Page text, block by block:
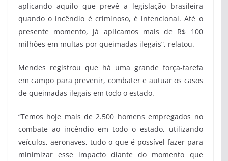
aplicando aquilo que prevê a legislação brasileira
quando o incêndio é criminoso, é intencional. Até o
presente momento, já aplicamos mais de R$ 100
milhões em multas por queimadas ilegais”, relatou.
Mendes registrou que há uma grande força-tarefa
em campo para prevenir, combater e autuar os casos
de queimadas ilegais em todo o estado.
“Temos hoje mais de 2.500 homens empregados no
combate ao incêndio em todo o estado, utilizando
veículos, aeronaves, tudo o que é possível fazer para
minimizar esse impacto diante do momento que